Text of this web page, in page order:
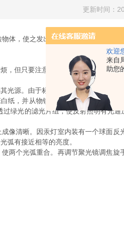
欢迎
来自
助您
更新时间：
，使之发出荧光，然后在显微镜下
但只要注意下面几点，用户自行作些
源。由于标本产生的荧光比较弱，
并从物镜转换器中转出物镜，即
过绿光的滤光片组，使反射照明有光
清晰。因汞灯室内装有一个球面反
弧有接近相等的亮度。
个光弧重合。再调节聚光镜调焦旋